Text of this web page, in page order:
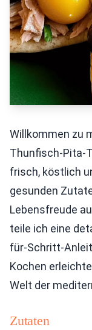
Willkommen zu
Thunfisch-Pita-
frisch, köstlich
gesunden
Lebensfreude
teile ich eine
für-Schritt-
Kochen
Welt der
Zutaten